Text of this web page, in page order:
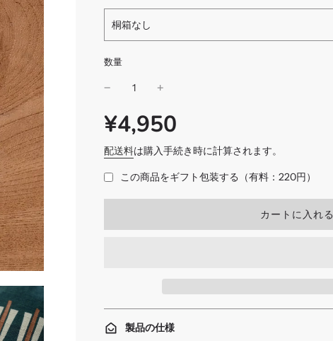
桐箱なし
数量
SALE
PRICE
通
常
価
格
¥4,950
配送料は購入手続き時に計算されます。
この商品をギフト包装する（有料：220円）
読
.
.
.
カートに入れる
製品の仕様